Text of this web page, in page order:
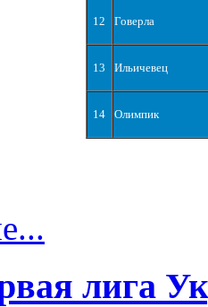
12 Говерла
13 Ильичевец
14 Олимпик
лига